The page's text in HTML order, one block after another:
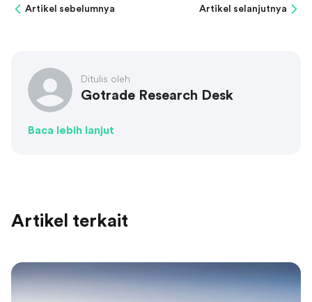
Artikel sebelumnya Artikel selanjutnya
Ditulis oleh
Gotrade Research Desk
Baca lebih lanjut
Artikel terkait